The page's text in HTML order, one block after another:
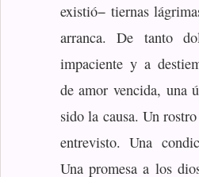
existió− tiernas
arranca. De tanto
impaciente y a
de amor vencida, una
sido la causa. Un
entrevisto. Una
Una promesa a los